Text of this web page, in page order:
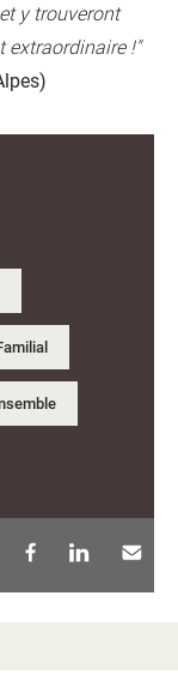
y trouveront
extraordinaire !"